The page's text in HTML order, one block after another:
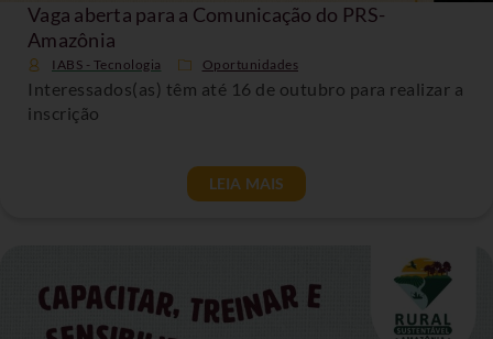
Vaga aberta para a Comunicação do PRS-
Amazônia
IABS - Tecnologia Oportunidades
Interessados(as) têm até 16 de outubro para realizar a
inscrição
LEIA MAIS